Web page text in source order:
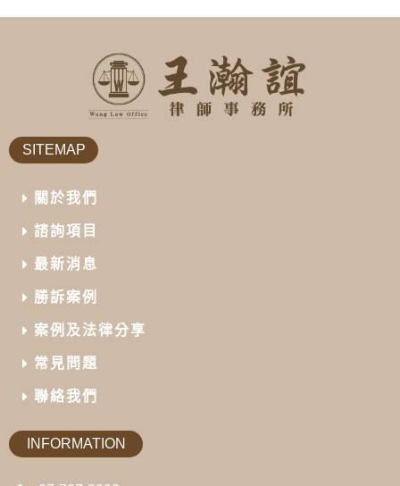
SITEMAP
關於我們
諮詢項目
最新消息
勝訴案例
案例及法律分享
常見問題
聯絡我們
INFORMATION